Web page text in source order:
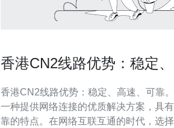
香港CN2线路优势：稳定
香港CN2线路优势：稳定、高速、可靠。 香港CN2线路是
一种提供网络连接的优质解决方案，具
靠的特点。在网络互联互通的时代，选